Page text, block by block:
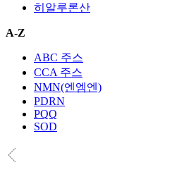
히알루론산
A-Z
ABC 주스
CCA 주스
NMN(엔엠엔)
PDRN
PQQ
SOD